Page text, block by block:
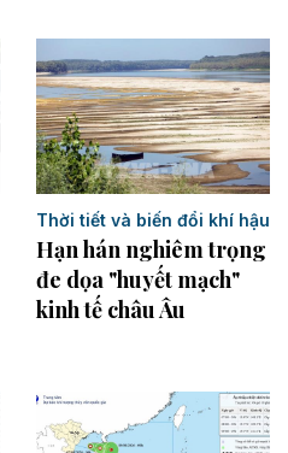
Thời tiết và biến đổi khí hậu
Hạn hán nghiêm trọng
đe dọa "huyết mạch"
kinh tế châu Âu